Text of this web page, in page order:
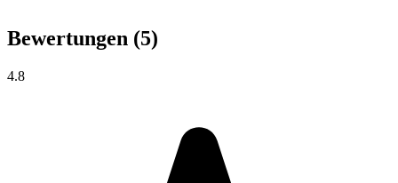
Bewertungen (5)
4.8